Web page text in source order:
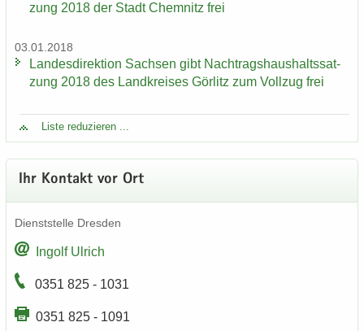
zung 2018 der Stadt Chem­nitz frei
03.01.2018
Lan­des­di­rek­ti­on Sach­sen gibt Nach­trags­haus­halts­sat­
zung 2018 des Land­krei­ses Gör­litz zum Voll­zug frei
Liste re­du­zie­ren ...
Ihr Kon­takt vor Ort
Dienst­stel­le Dres­den
In­golf Ul­rich
0351 825 - 1031
0351 825 - 1091